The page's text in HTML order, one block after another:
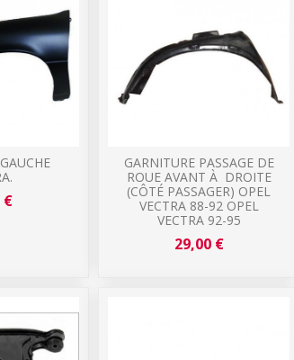
€
GARNITURE PASSAGE DE
ROUE AVANT À DROITE
(CÔTÉ PASSAGER) OPEL
VECTRA 88-92 OPEL
VECTRA 92-95
29,00 €